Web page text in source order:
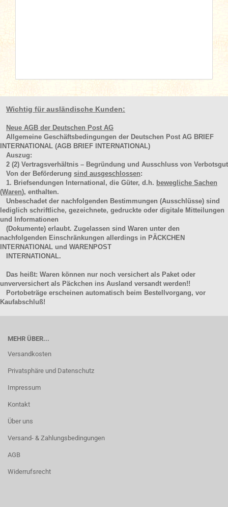
Wichtig für ausländische Kunden:
Neue AGB der Deutschen Post AG
Allgemeine Geschäftsbedingungen der Deutschen Post AG BRIEF
INTERNATIONAL (AGB BRIEF INTERNATIONAL)
Auszug:
2 (2) Vertragsverhältnis – Begründung und Ausschluss von Verbotsgut
Von der Beförderung sind ausgeschlossen:
1. Briefsendungen International, die Güter, d.h. bewegliche Sachen
(Waren), enthalten.
Unbeschadet der nachfolgenden Bestimmungen (Ausschlüsse) sind
lediglich schriftliche, gezeichnete, gedruckte oder digitale Mitteilungen
und Informationen
(Dokumente) erlaubt. Zugelassen sind Waren unter den
nachfolgenden Einschränkungen allerdings in PÄCKCHEN
INTERNATIONAL und WARENPOST
INTERNATIONAL.
Das heißt: Waren können nur noch versichert als Paket oder
unverversichert als Päckchen ins Ausland versandt werden!!
Portobeträge erscheinen automatisch beim Bestellvorgang, vor
Kaufabschluß!
MEHR ÜBER...
Versandkosten
Privatsphäre und Datenschutz
Impressum
Kontakt
Über uns
Versand- & Zahlungsbedingungen
AGB
Widerrufsrecht